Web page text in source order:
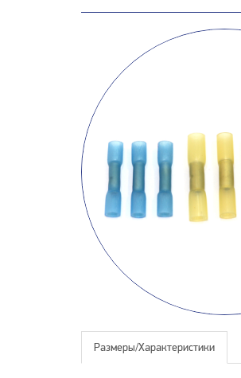
Размеры/Характеристики